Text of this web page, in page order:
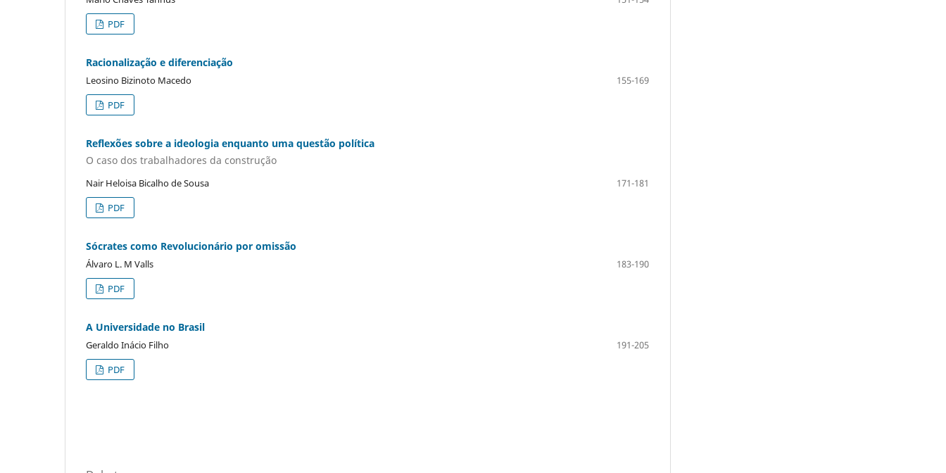
PDF
Racionalização e diferenciação
Leosino Bizinoto Macedo
155-169
PDF
Reflexões sobre a ideologia enquanto uma questão política
O caso dos trabalhadores da construção
Nair Heloisa Bicalho de Sousa
171-181
PDF
Sócrates como Revolucionário por omissão
Álvaro L. M Valls
183-190
PDF
A Universidade no Brasil
Geraldo Inácio Filho
191-205
PDF